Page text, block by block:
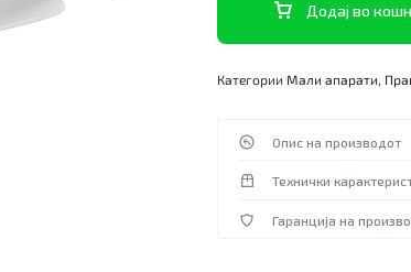
Додај во
Категории Мали апарати,
Опис на производот
Технички
Гаранција на